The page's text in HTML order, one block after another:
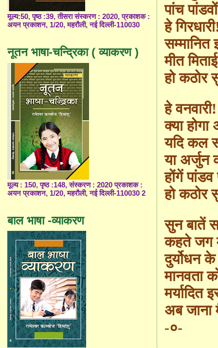
पांच
हे
मीत
हो कठोर
हे
क्या
यदि कल
या अर्जुन
होंगें पांडव
हो कठोर
सुन बातें
कहते जग
दुर्योधन
मानवता
मर्यादित
अब जाना
-०-
मूल्य:50, पृष्ठ :39, तीसरा संस्करण : 2020, प्रकाशक :
अयन प्रकाशन, 1/20, महरौली, नई दिल्ली-110030
नूतन भाषा-चन्द्रिका ( व्याकरण )
मूल्य : 150, पृष्ठ :148, संस्करण : 2020 प्रकाशक :
अयन प्रकाशन, 1/20, महरौली, नई दिल्ली-110030 2
बाल भाषा -व्याकरण